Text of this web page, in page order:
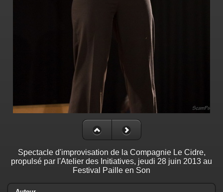
Spectacle d'improvisation de la Compagnie Le Cidre,
propulsé par l'Atelier des Initiatives, jeudi 28 juin 2013 au
Festival Paille en Son